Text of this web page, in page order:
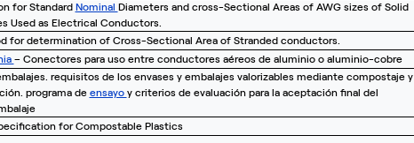
for Standard Nominal Diameters and cross-Sectional Areas of AWG sizes of Solid
Used as Electrical Conductors.
for determination of Cross-Sectional Area of Stranded conductors.
– Conectores para uso entre conductores aéreos de aluminio o aluminio-cobre
requisitos de los envases y embalajes valorizables mediante compostaje y
programa de ensayo y criterios de evaluación para la aceptación final del
for Compostable Plastics